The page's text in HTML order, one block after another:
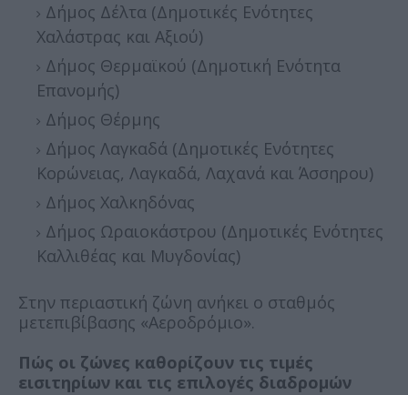
Δήμος Δέλτα (Δημοτικές Ενότητες
Χαλάστρας και Αξιού)
Δήμος Θερμαϊκού (Δημοτική Ενότητα
Επανομής)
Δήμος Θέρμης
Δήμος Λαγκαδά (Δημοτικές Ενότητες
Κορώνειας, Λαγκαδά, Λαχανά και Άσσηρου)
Δήμος Χαλκηδόνας
Δήμος Ωραιοκάστρου (Δημοτικές Ενότητες
Καλλιθέας και Μυγδονίας)
Στην περιαστική ζώνη ανήκει ο σταθμός
μετεπιβίβασης «Αεροδρόμιο».
Πώς οι ζώνες καθορίζουν τις τιμές
εισιτηρίων και τις επιλογές διαδρομών